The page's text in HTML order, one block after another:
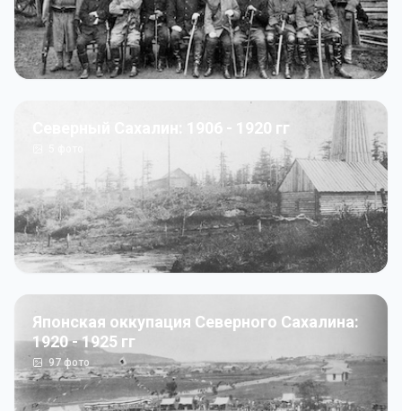
Северный Сахалин: 1906 - 1920 гг
Японская оккупация Северного Сахалина:
1920 - 1925 гг
97 фото